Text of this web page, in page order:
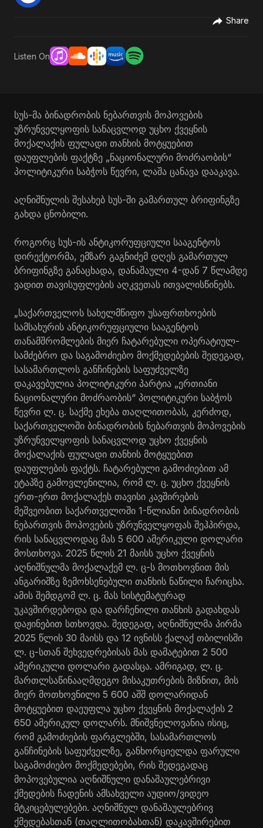
Share
Listen On
სუს-მა ბინადრობის ნებართვის მოპოვების
უზრუნველყოფის სანაცვლოდ უცხო ქვეყნის
მოქალაქის ფულადი თანხის მოტყუებით
დაუფლების ფაქტზე „ნაციონალური მოძრაობის“
პოლიტიკური საბჭოს წევრი, ლაშა ცანავა დააკავა.
აღნიშნულის შესახებ სუს-ში გამართულ ბრიფინგზე
გახდა ცნობილი.
როგორც სუს-ის ანტიკორუფციული სააგენტოს
დირექტორმა, ემზარ გაგნიძემ დღეს გამართულ
ბრიფინგზე განაცხადა, დანაშაული 4-დან 7 წლამდე
ვადით თავისუფლების აღკვეთას ითვალისწინებს.
„საქართველოს სახელმწიფო უსაფრთხოების
სამსახურის ანტიკორუფციული სააგენტოს
თანამშრომლების მიერ ჩატარებული ოპერატიულ-
სამძებრო და საგამოძიებო მოქმედებების შედეგად,
სასამართლოს განჩინების საფუძველზე
დაკავებულია პოლიტიკური პარტია „ერთიანი
ნაციონალური მოძრაობის“ პოლიტიკური საბჭოს
წევრი ლ. ც. საქმე ეხება თაღლითობას, კერძოდ,
საქართველოში ბინადრობის ნებართვის მოპოვების
უზრუნველყოფის სანაცვლოდ უცხო ქვეყნის
მოქალაქის ფულადი თანხის მოტყუებით
დაუფლების ფაქტს. ჩატარებული გამოძიებით ამ
ეტაპზე გამოვლენილია, რომ ლ. ც. უცხო ქვეყნის
ერთ-ერთ მოქალაქეს თავისი კავშირების
მეშვეობით საქართველოში 1-წლიანი ბინადრობის
ნებართვის მოპოვების უზრუნველყოფას შეჰპირდა,
რის სანაცვლოდაც მას 5 600 ამერიკული დოლარი
მოსთხოვა. 2025 წლის 21 მაისს უცხო ქვეყნის
აღნიშნულმა მოქალაქემ ლ. ც-ს მოთხოვნით მის
ანგარიშზე ზემოხსენებული თანხის ნაწილი ჩარიცხა.
ამის შემდგომ ლ. ც. მას სისტემატურად
უკავშირდებოდა და დარჩენილი თანხის გადახდას
დაჟინებით სთხოვდა. შედეგად, აღნიშნულმა პირმა
2025 წლის 30 მაისს და 12 ივნისს ქალაქ თბილისში
ლ. ც-სთან შეხვედრებისას მას დამატებით 2 500
ამერიკული დოლარი გადასცა. ამრიგად, ლ. ც.
მართლსაწინააღმდეგო მისაკუთრების მიზნით, მის
მიერ მოთხოვნილი 5 600 აშშ დოლარიდან
მოტყუებით დაეუფლა უცხო ქვეყნის მოქალაქის 2
650 ამერიკულ დოლარს. მნიშვნელოვანია ისიც,
რომ გამოძიების ფარგლებში, სასამართლოს
განჩინების საფუძველზე, განხორციელდა ფარული
საგამოძიებო მოქმედებები, რის შედეგადაც
მოპოვებულია აღნიშნული დანაშაულებრივი
ქმედების ჩადენის ამსახველი აუდიო/ვიდეო
მტკიცებულებები. აღნიშნულ დანაშაულებრივ
ქმედებასთან (თაღლითობასთან) დაკავშირებით